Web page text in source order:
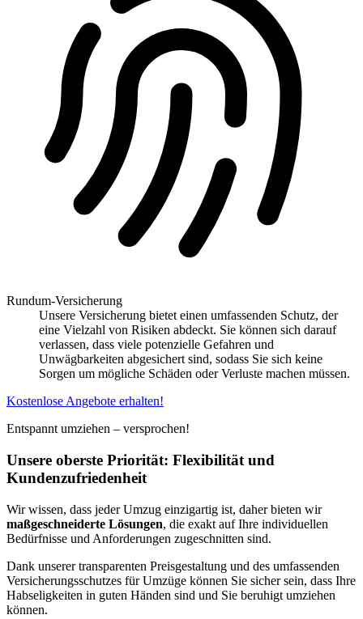
Rundum-Versicherung
Unsere Versicherung bietet einen umfassenden Schutz, der
eine Vielzahl von Risiken abdeckt. Sie können sich darauf
verlassen, dass viele potenzielle Gefahren und
Unwägbarkeiten abgesichert sind, sodass Sie sich keine
Sorgen um mögliche Schäden oder Verluste machen müssen.
Kostenlose Angebote erhalten!
Entspannt umziehen – versprochen!
Unsere oberste Priorität: Flexibilität und
Kundenzufriedenheit
Wir wissen, dass jeder Umzug einzigartig ist, daher bieten wir
maßgeschneiderte Lösungen, die exakt auf Ihre individuellen
Bedürfnisse und Anforderungen zugeschnitten sind.
Dank unserer transparenten Preisgestaltung und des umfassenden
Versicherungsschutzes für Umzüge können Sie sicher sein, dass Ihre
Habseligkeiten in guten Händen sind und Sie beruhigt umziehen
können.